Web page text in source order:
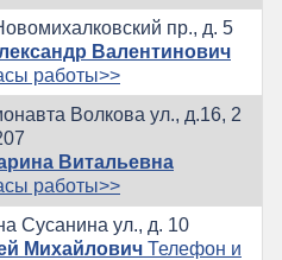
пр., д. 5
Валентинович
работы>>
Волкова ул., д.16, 2
Витальевна
работы>>
Сусанина ул., д. 10
Михайлович Телефон и